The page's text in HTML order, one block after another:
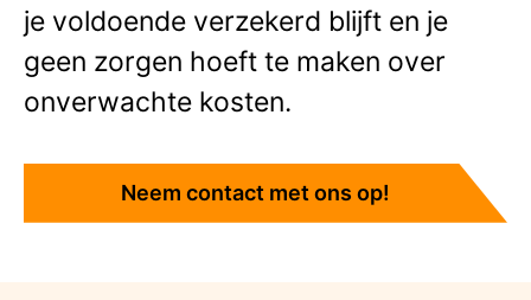
je voldoende verzekerd blijft en je
geen zorgen hoeft te maken over
onverwachte kosten.
Neem contact met ons op!